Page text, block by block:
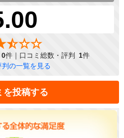
0件｜口コミ総数・評判 1件
判の一覧を見る
を投稿する